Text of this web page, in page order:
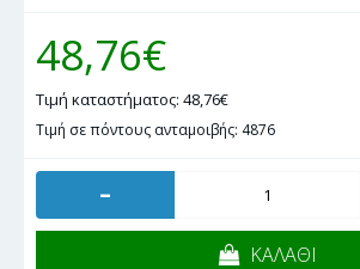
48,76€
Τιμή καταστήματος: 48,76€
Τιμή σε πόντους ανταμοιβής: 4876
-
ΚΑΛΑΘΙ